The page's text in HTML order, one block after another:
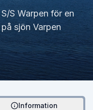
S Warpen för en
sjön Varpen
Information